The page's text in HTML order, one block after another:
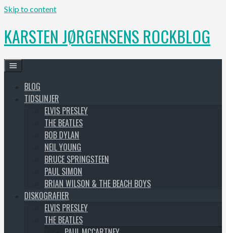
Skip to content
KARSTEN JØRGENSENS ROCKBLOG
BLOG
TIDSLINJER
ELVIS PRESLEY
THE BEATLES
BOB DYLAN
NEIL YOUNG
BRUCE SPRINGSTEEN
PAUL SIMON
BRIAN WILSON & THE BEACH BOYS
DISKOGRAFIER
ELVIS PRESLEY
THE BEATLES